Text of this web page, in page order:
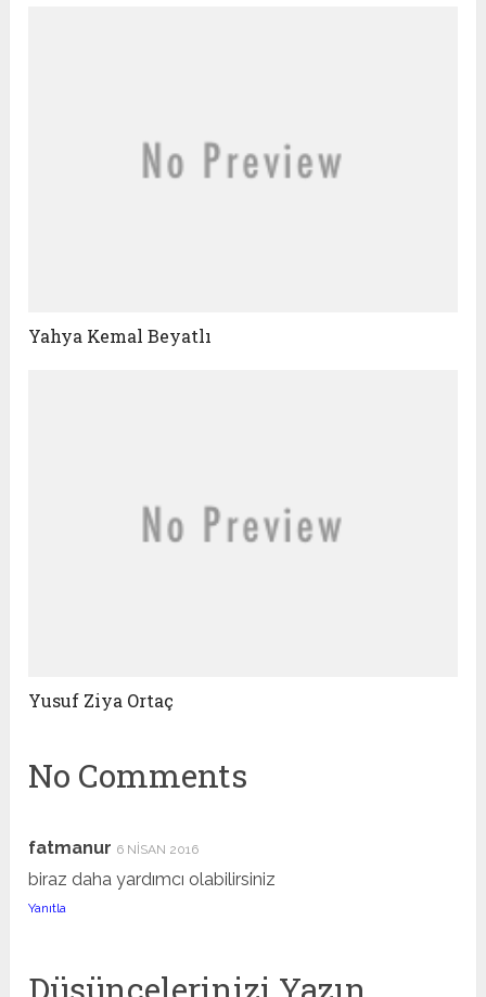
Yahya Kemal Beyatlı
Yusuf Ziya Ortaç
No Comments
fatmanur 6 NISAN 2016
biraz daha yardımcı olabilirsiniz
Yanıtla